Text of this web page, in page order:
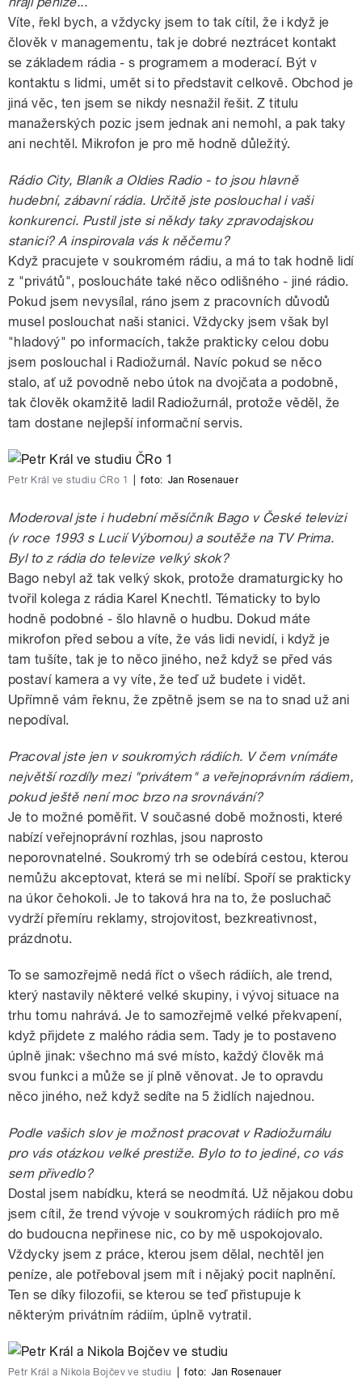
Víte, řekl bych, a vždycky jsem to tak cítil, že i když je
člověk v managementu, tak je dobré neztrácet kontakt
se základem rádia - s programem a moderací. Být v
kontaktu s lidmi, umět si to představit celkově. Obchod je
jiná věc, ten jsem se nikdy nesnažil řešit. Z titulu
manažerských pozic jsem jednak ani nemohl, a pak taky
ani nechtěl. Mikrofon je pro mě hodně důležitý.
Rádio City, Blaník a Oldies Radio - to jsou hlavně
hudební, zábavní rádia. Určitě jste poslouchal i vaši
konkurenci. Pustil jste si někdy taky zpravodajskou
stanici? A inspirovala vás k něčemu?
Když pracujete v soukromém rádiu, a má to tak hodně lidí
z "privátů", posloucháte také něco odlišného - jiné rádio.
Pokud jsem nevysílal, ráno jsem z pracovních důvodů
musel poslouchat naši stanici. Vždycky jsem však byl
"hladový" po informacích, takže prakticky celou dobu
jsem poslouchal i Radiožurnál. Navíc pokud se něco
stalo, ať už povodně nebo útok na dvojčata a podobně,
tak člověk okamžitě ladil Radiožurnál, protože věděl, že
tam dostane nejlepší informační servis.
Petr Král ve studiu ČRo 1 foto: Jan Rosenauer
Moderoval jste i hudební měsíčník Bago v České televizi
(v roce 1993 s Lucií Výbornou) a soutěže na TV Prima.
Byl to z rádia do televize velký skok?
Bago nebyl až tak velký skok, protože dramaturgicky ho
tvořil kolega z rádia Karel Knechtl. Tématicky to bylo
hodně podobné - šlo hlavně o hudbu. Dokud máte
mikrofon před sebou a víte, že vás lidi nevidí, i když je
tam tušíte, tak je to něco jiného, než když se před vás
postaví kamera a vy víte, že teď už budete i vidět.
Upřímně vám řeknu, že zpětně jsem se na to snad už ani
nepodíval.
Pracoval jste jen v soukromých rádiích. V čem vnímáte
největší rozdíly mezi "privátem" a veřejnoprávním rádiem,
pokud ještě není moc brzo na srovnávání?
Je to možné poměřit. V současné době možnosti, které
nabízí veřejnoprávní rozhlas, jsou naprosto
neporovnatelné. Soukromý trh se odebírá cestou, kterou
nemůžu akceptovat, která se mi nelíbí. Spoří se prakticky
na úkor čehokoli. Je to taková hra na to, že posluchač
vydrží přemíru reklamy, strojovitost, bezkreativnost,
prázdnotu.
To se samozřejmě nedá říct o všech rádiích, ale trend,
který nastavily některé velké skupiny, i vývoj situace na
trhu tomu nahrává. Je to samozřejmě velké překvapení,
když přijdete z malého rádia sem. Tady je to postaveno
úplně jinak: všechno má své místo, každý člověk má
svou funkci a může se jí plně věnovat. Je to opravdu
něco jiného, než když sedíte na 5 židlích najednou.
Podle vašich slov je možnost pracovat v Radiožurnálu
pro vás otázkou velké prestiže. Bylo to to jediné, co vás
sem přivedlo?
Dostal jsem nabídku, která se neodmítá. Už nějakou dobu
jsem cítil, že trend vývoje v soukromých rádiích pro mě
do budoucna nepřinese nic, co by mě uspokojovalo.
Vždycky jsem z práce, kterou jsem dělal, nechtěl jen
peníze, ale potřeboval jsem mít i nějaký pocit naplnění.
Ten se díky filozofii, se kterou se teď přistupuje k
některým privátním rádiím, úplně vytratil.
Petr Král a Nikola Bojčev ve studiu foto: Jan Rosenauer